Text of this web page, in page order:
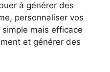
à générer des
personnaliser vos
mais efficace
et générer des